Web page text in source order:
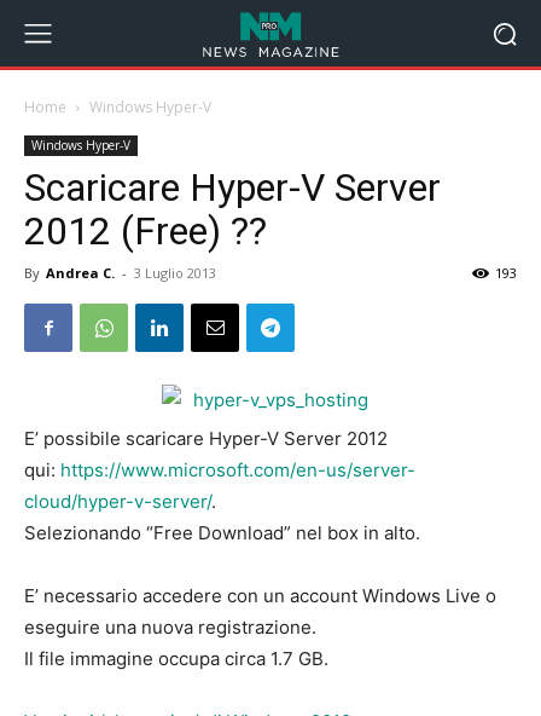
Home Windows Hyper-V
Windows Hyper-V
Scaricare Hyper-V Server
2012 (Free) ??
By Andrea C. - 3 Luglio 2013 193
E’ possibile scaricare Hyper-V Server 2012
qui: https://www.microsoft.com/en-us/server-
cloud/hyper-v-server/.
Selezionando “Free Download” nel box in alto.
E’ necessario accedere con un account Windows Live o
eseguire una nuova registrazione.
Il file immagine occupa circa 1.7 GB.